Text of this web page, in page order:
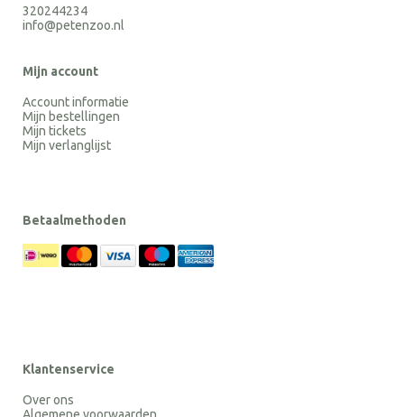
320244234
info@petenzoo.nl
Mijn account
Account informatie
Mijn bestellingen
Mijn tickets
Mijn verlanglijst
Betaalmethoden
Klantenservice
Over ons